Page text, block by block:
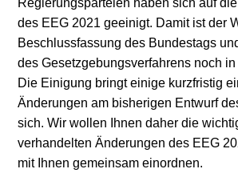
Regierungsparteien haben sich auf
des EEG 2021 geeinigt. Damit ist der
Beschlussfassung des Bundestags
des Gesetzgebungsverfahrens noch
Die Einigung bringt einige kurzfristig
Änderungen am bisherigen Entwurf
sich. Wir wollen Ihnen daher die
verhandelten Änderungen des EEG
mit Ihnen gemeinsam einordnen.